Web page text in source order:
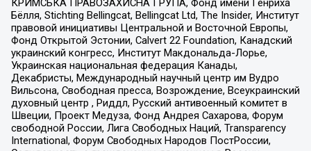
КРИМСЬКА ПРАВОЗАХИСНА ГРУПА, Фонд имени Генриха
Бёлля, Stichting Bellingcat, Bellingcat Ltd, The Insider, Институт
правовой инициативы Центральной и Восточной Европы,
Фонд Открытой Эстонии, Calvert 22 Foundation, Канадский
украинский конгресс, Институт Макдональда-Лорье,
Украинская национальная федерация Канады,
Декабристы, Международный научный центр им Вудро
Вильсона, Свободная пресса, Возрождение, Всеукраинский
духовный центр , Риддл, Русский антивоенный комитет в
Швеции, Проект Медуза, Фонд Андрея Сахарова, Форум
свободной России, Лига Свободных Наций, Transparеncy
International, Форум Свободных Народов ПостРоссии,